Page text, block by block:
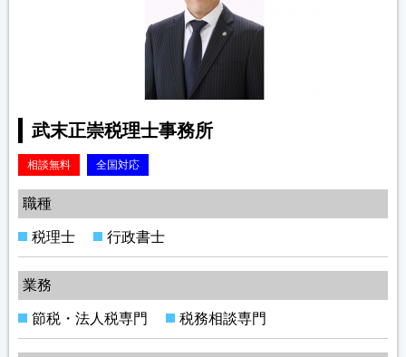
武末正崇税理士事務所
相談無料 全国対応
職種
税理士 行政書士
業務
節税・法人税専門 税務相談専門